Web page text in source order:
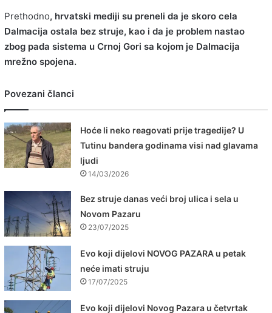
Prethodno, hrvatski mediji su preneli da je skoro cela
Dalmacija ostala bez struje, kao i da je problem nastao
zbog pada sistema u Crnoj Gori sa kojom je Dalmacija
mrežno spojena.
Povezani članci
Hoće li neko reagovati prije tragedije? U
Tutinu bandera godinama visi nad glavama
ljudi
14/03/2026
Bez struje danas veći broj ulica i sela u
Novom Pazaru
23/07/2025
Evo koji dijelovi NOVOG PAZARA u petak
neće imati struju
17/07/2025
Evo koji dijelovi Novog Pazara u četvrtak